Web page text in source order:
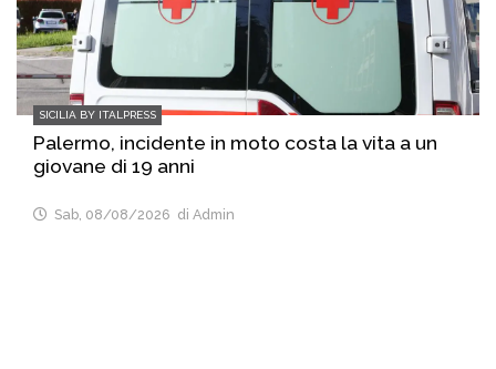
SICILIA BY ITALPRESS
Palermo, incidente in moto costa la vita a un
giovane di 19 anni
Sab, 08/08/2026 di Admin